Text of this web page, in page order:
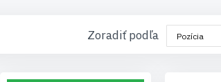
Zoradiť podľa